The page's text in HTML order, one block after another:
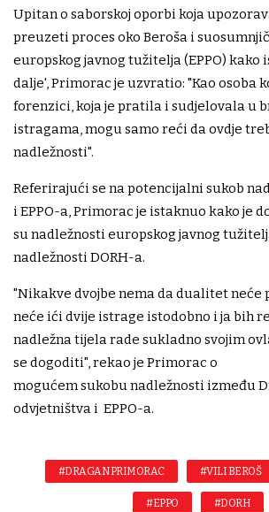
Upitan o saborskoj oporbi koja
preuzeti proces oko Beroša i
europskog javnog tužitelja (EPPO) kako
dalje', Primorac je uzvratio: "Kao osoba
forenzici, koja je pratila i sudjelovala u
istragama, mogu samo reći da ovdje
nadležnosti".
Referirajući se na potencijalni sukob
i EPPO-a, Primorac je istaknuo kako je
su nadležnosti europskog javnog
nadležnosti DORH-a.
"Nikakve dvojbe nema da dualitet neće
neće ići dvije istrage istodobno i ja bih
nadležna tijela rade sukladno svojim
se dogoditi", rekao je Primorac o
mogućem sukobu nadležnosti između
odvjetništva i EPPO-a.
#DRAGAN PRIMORAC #VILI BEROŠ
#EPPO #DORH